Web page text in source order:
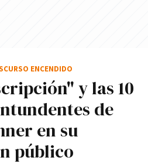
y las 10
de
en su
público
ENCENDIDO